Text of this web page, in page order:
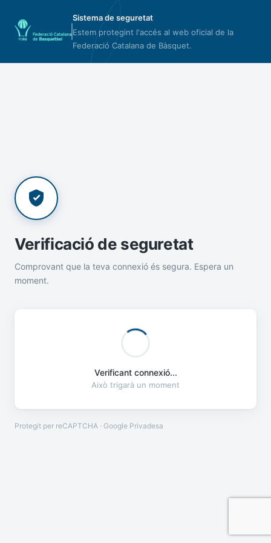
Sistema de seguretat
Estem protegint l'accés al web oficial de la
Federació Catalana de Bàsquet.
Verificació de seguretat
Comprovant que la teva connexió és segura. Espera un
moment.
Verificant connexió...
Això trigarà un moment
Protegit per reCAPTCHA · Google Privadesa